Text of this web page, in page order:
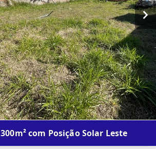
com Posição Solar Leste